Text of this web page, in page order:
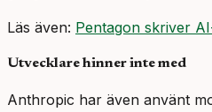
Läs även: Pentagon skriver
Utvecklare hinner inte med
Anthropic har även använt